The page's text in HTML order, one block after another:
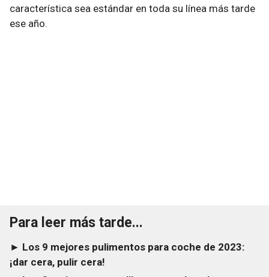
característica sea estándar en toda su línea más tarde
ese año.
Para leer más tarde...
► Los 9 mejores pulimentos para coche de 2023:
¡dar cera, pulir cera!